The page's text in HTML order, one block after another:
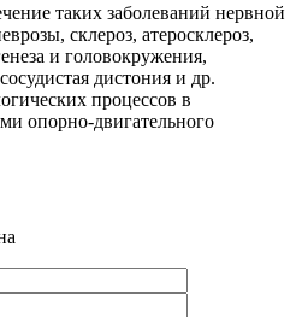
таких заболеваний нервной
склероз, атеросклероз,
и головокружения,
дистония и др.
процессов в
опорно-двигательного